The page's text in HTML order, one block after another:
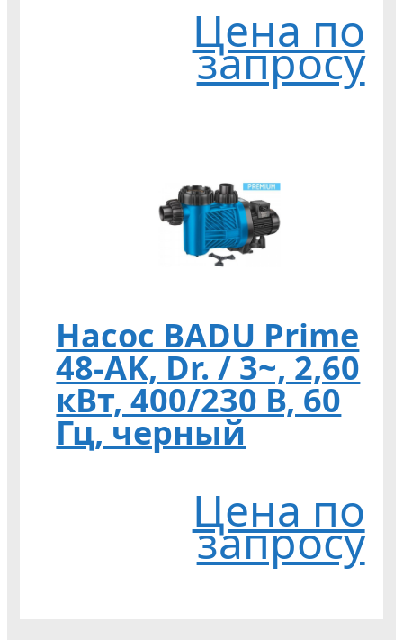
Цена по
запросу
Насос BADU Prime
48-AK, Dr. / 3~, 2,60
кВт, 400/230 В, 60
Гц, черный
Цена по
запросу